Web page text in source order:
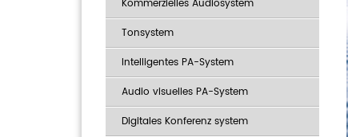
Kommerzielles Audiosystem
Tonsystem
Intelligentes PA-System
Audio visuelles PA-System
Digitales Konferenz system